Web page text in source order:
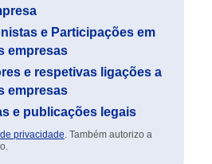
e Participações em
empresas
e respetivas ligações a
empresas
e publicações legais
privacidade. Também autorizo a